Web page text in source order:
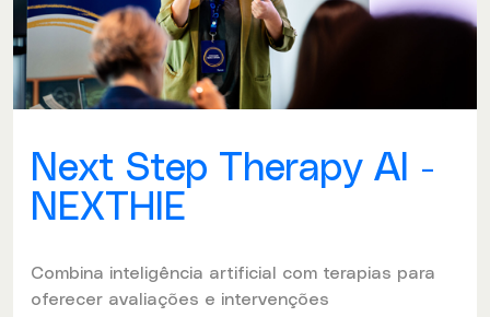
Next Step Therapy AI -
NEXTHIE
Combina inteligência artificial com terapias para
oferecer avaliações e intervenções